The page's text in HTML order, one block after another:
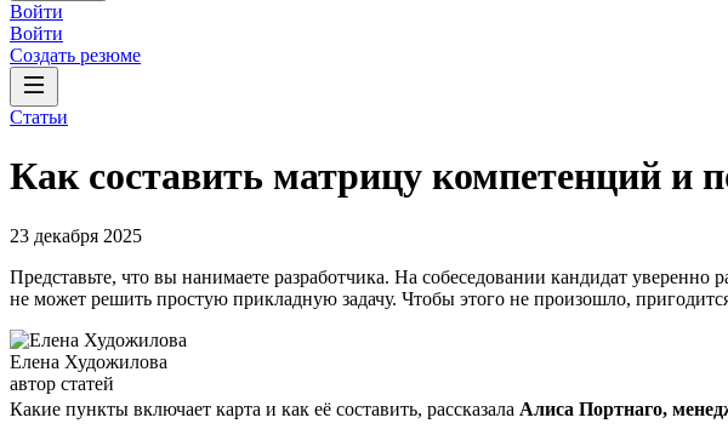
Войти
Войти
Создать резюме
Статьи
Как составить матрицу компетенций и
23 декабря 2025
Представьте, что вы нанимаете разработчика. На собеседовании кандидат
не может решить простую прикладную задачу. Чтобы этого не произошло,
Елена Художилова
автор статей
Какие пункты включает карта и как её составить, рассказала Алиса Портнаго,